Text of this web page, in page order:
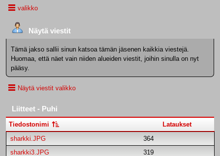
valikko
Näytä viestit
Tämä jakso sallii sinun katsoa tämän jäsenen kaikkia viestejä.
Huomaa, että näet vain niiden alueiden viestit, joihin sinulla on nyt
pääsy.
Näytä viestit valikko
Liitteet - Puhi
Tiedostonimi
Lataukset
sharkki.JPG
364
sharkki3.JPG
319